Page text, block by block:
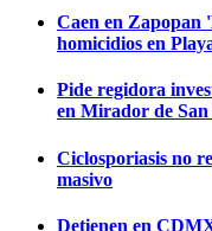
Caen en
homicidios en
Pide regidora
en Mirador de
Ciclosporiasis no
masivo
Detienen en